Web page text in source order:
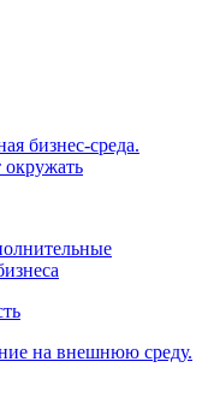
бизнес-среда.
окружать
на внешнюю среду.